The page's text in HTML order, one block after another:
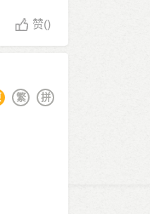
赞()
拼
繁